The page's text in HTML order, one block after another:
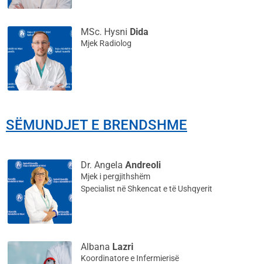
MSc. Hysni Dida
Mjek Radiolog
SËMUNDJET E BRENDSHME
Dr. Angela Andreoli
Mjek i pergjithshëm
Specialist në Shkencat e të Ushqyerit
Albana Lazri
Koordinatore e Infermierisë